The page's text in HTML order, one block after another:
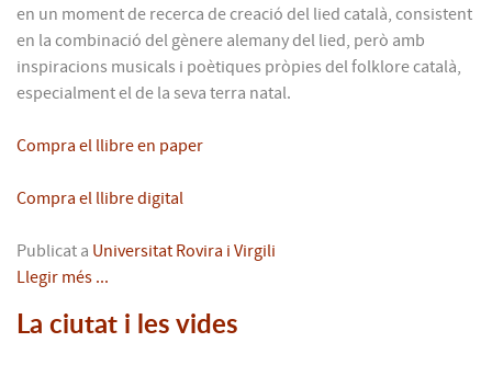
en un moment de recerca de creació del lied català, consistent
en la combinació del gènere alemany del lied, però amb
inspiracions musicals i poètiques pròpies del folklore català,
especialment el de la seva terra natal.
Compra el llibre en paper
Compra el llibre digital
Publicat a Universitat Rovira i Virgili
Llegir més ...
La ciutat i les vides